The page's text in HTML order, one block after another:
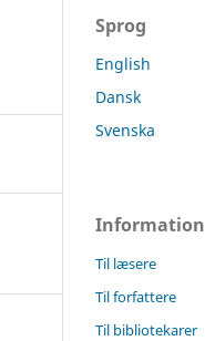
Sprog
English
Dansk
Svenska
Information
Til læsere
Til forfattere
Til bibliotekarer